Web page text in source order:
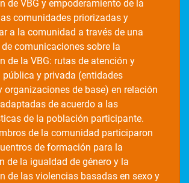
de VBG y empoderamiento de la
comunidades priorizadas y
a la comunidad a través de una
comunicaciones sobre la
de la VBG: rutas de atención y
pública y privada (entidades
organizaciones de base) en relación
de acuerdo a las
de la población participante.
de la comunidad participaron
de formación para la
de la igualdad de género y la
de las violencias basadas en sexo y